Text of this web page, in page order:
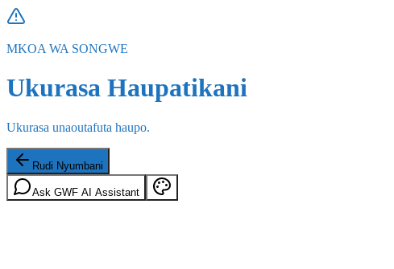
MKOA WA SONGWE
Ukurasa Haupatikani
Ukurasa unaoutafuta haupo.
Rudi Nyumbani
Ask GWF AI Assistant